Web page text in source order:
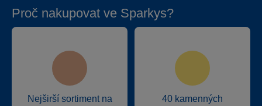
Proč nakupovat ve Sparkys?
Nejširší sortiment na
40 kamenných